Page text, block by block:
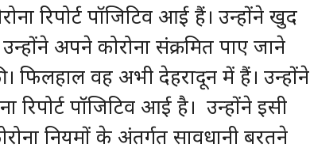
रिपोर्ट पॉजिटिव आई हैं। उन्होंने खुद
अपने कोरोना संक्रमित पाए जाने
फिलहाल वह अभी देहरादून में हैं। उन्होंने
रिपोर्ट पॉजिटिव आई है। उन्होंने इसी
नियमों के अंतर्गत सावधानी बरतने